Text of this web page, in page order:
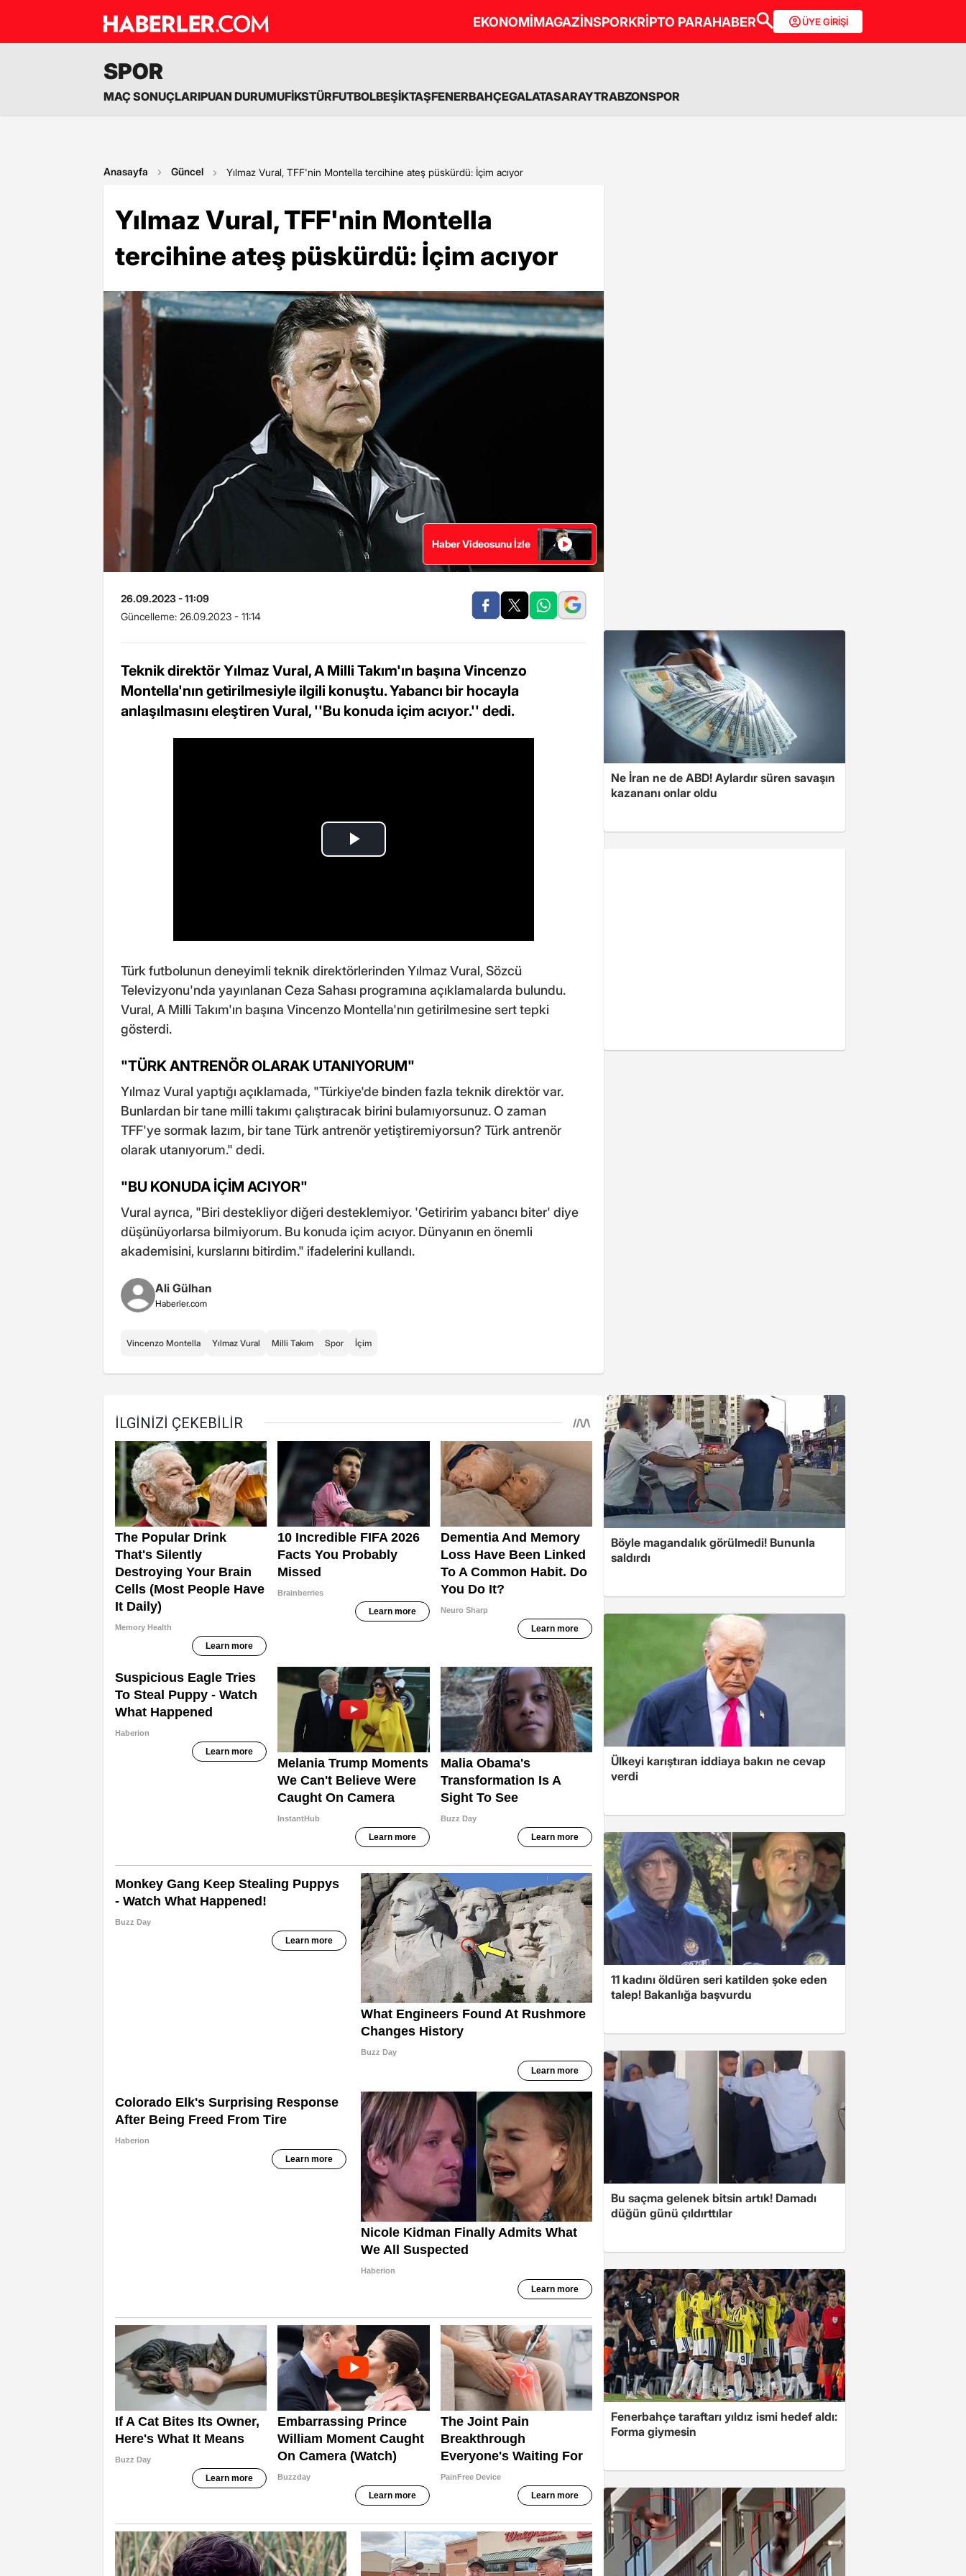
EKONOMİMAGAZİNSPORKRİPTO PARAHABER ÜYE GİRİŞİ
SPOR
MAÇ SONUÇLARIPUAN DURUMUFİKSTÜRFUTBOLBEŞİKTAŞFENERBAHÇEGALATASARAYTRABZONSPOR
Anasayfa Güncel Yılmaz Vural, TFF'nin Montella tercihine ateş püskürdü: İçim acıyor
Yılmaz Vural, TFF'nin Montella
tercihine ateş püskürdü: İçim acıyor
Haber Videosunu İzle
26.09.2023 - 11:09
Güncelleme: 26.09.2023 - 11:14
Teknik direktör Yılmaz Vural, A Milli Takım'ın başına Vincenzo
Montella'nın getirilmesiyle ilgili konuştu. Yabancı bir hocayla
anlaşılmasını eleştiren Vural, ''Bu konuda içim acıyor.'' dedi.
Türk futbolunun deneyimli teknik direktörlerinden Yılmaz Vural, Sözcü
Televizyonu'nda yayınlanan Ceza Sahası programına açıklamalarda bulundu.
Vural, A Milli Takım'ın başına Vincenzo Montella'nın getirilmesine sert tepki
gösterdi.
"TÜRK ANTRENÖR OLARAK UTANIYORUM"
Yılmaz Vural yaptığı açıklamada, "Türkiye'de binden fazla teknik direktör var.
Bunlardan bir tane milli takımı çalıştıracak birini bulamıyorsunuz. O zaman
TFF'ye sormak lazım, bir tane Türk antrenör yetiştiremiyorsun? Türk antrenör
olarak utanıyorum." dedi.
"BU KONUDA İÇİM ACIYOR"
Vural ayrıca, "Biri destekliyor diğeri desteklemiyor. 'Getiririm yabancı biter' diye
düşünüyorlarsa bilmiyorum. Bu konuda içim acıyor. Dünyanın en önemli
akademisini, kurslarını bitirdim." ifadelerini kullandı.
Ali Gülhan
Haberler.com
Vincenzo Montella Yılmaz Vural Milli Takım Spor İçim
Ne İran ne de ABD! Aylardır süren savaşın
kazananı onlar oldu
Böyle magandalık görülmedi! Bununla
saldırdı
Ülkeyi karıştıran iddiaya bakın ne cevap
verdi
11 kadını öldüren seri katilden şoke eden
talep! Bakanlığa başvurdu
Bu saçma gelenek bitsin artık! Damadı
düğün günü çıldırttılar
Fenerbahçe taraftarı yıldız ismi hedef aldı:
Forma giymesin